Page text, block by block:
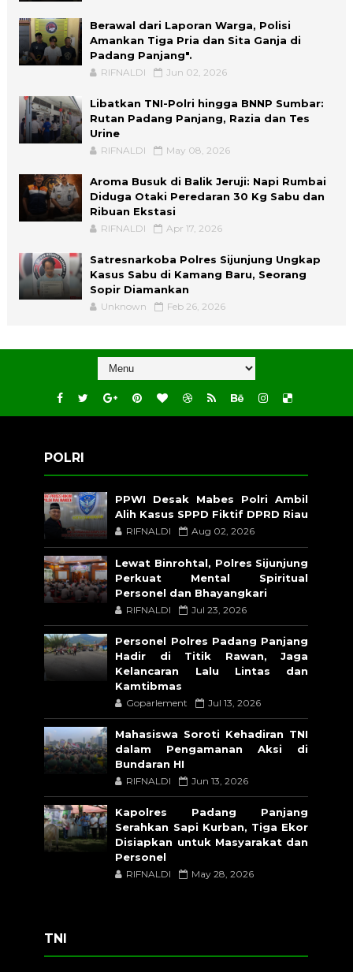
Berawal dari Laporan Warga, Polisi
Amankan Tiga Pria dan Sita Ganja di
Padang Panjang".
RIFNALDI Jun 02, 2026
Libatkan TNI-Polri hingga BNNP Sumbar:
Rutan Padang Panjang, Razia dan Tes
Urine
RIFNALDI May 08, 2026
Aroma Busuk di Balik Jeruji: Napi Rumbai
Diduga Otaki Peredaran 30 Kg Sabu dan
Ribuan Ekstasi
RIFNALDI Apr 17, 2026
Satresnarkoba Polres Sijunjung Ungkap
Kasus Sabu di Kamang Baru, Seorang
Sopir Diamankan
Unknown Feb 26, 2026
POLRI
PPWI Desak Mabes Polri Ambil
Alih Kasus SPPD Fiktif DPRD Riau
RIFNALDI Aug 02, 2026
Lewat Binrohtal, Polres Sijunjung
Perkuat Mental Spiritual
Personel dan Bhayangkari
RIFNALDI Jul 23, 2026
Personel Polres Padang Panjang
Hadir di Titik Rawan, Jaga
Kelancaran Lalu Lintas dan
Kamtibmas
Goparlement Jul 13, 2026
Mahasiswa Soroti Kehadiran TNI
dalam Pengamanan Aksi di
Bundaran HI
RIFNALDI Jun 13, 2026
Kapolres Padang Panjang
Serahkan Sapi Kurban, Tiga Ekor
Disiapkan untuk Masyarakat dan
Personel
RIFNALDI May 28, 2026
TNI